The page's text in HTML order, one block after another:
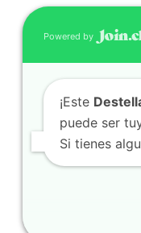
© 2021 –
Powered by
¡Este
puede ser
Si tienes